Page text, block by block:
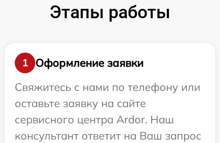
Этапы работы
1
Оформление заявки
Свяжитесь с нами по телефону или
оставьте заявку на сайте
сервисного центра Ardor. Наш
консультант ответит на Ваш запрос